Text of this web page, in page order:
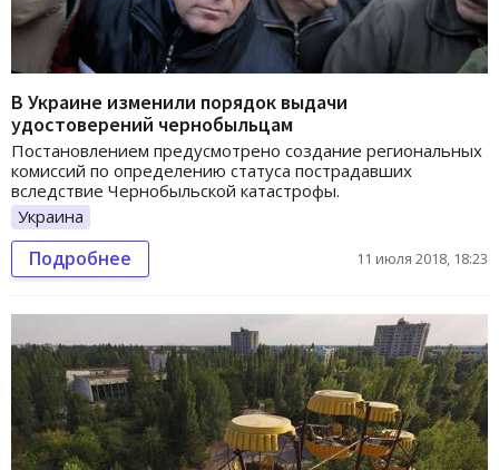
В Украине изменили порядок выдачи
удостоверений чернобыльцам
Постановлением предусмотрено создание региональных
комиссий по определению статуса пострадавших
вследствие Чернобыльской катастрофы.
Украина
Подробнее 11 июля 2018, 18:23